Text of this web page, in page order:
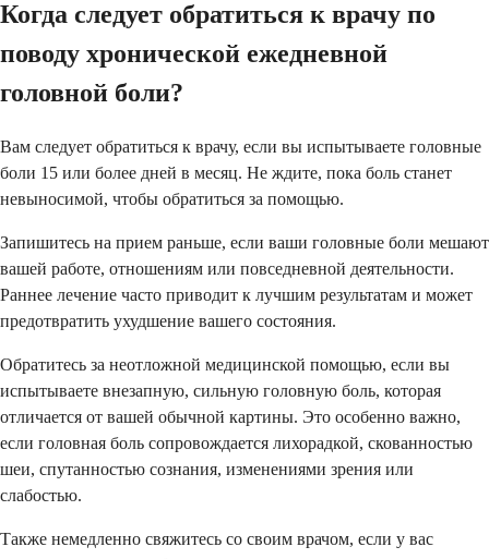
Когда следует обратиться к врачу по
поводу хронической ежедневной
головной боли?
Вам следует обратиться к врачу, если вы испытываете головные
боли 15 или более дней в месяц. Не ждите, пока боль станет
невыносимой, чтобы обратиться за помощью.
Запишитесь на прием раньше, если ваши головные боли мешают
вашей работе, отношениям или повседневной деятельности.
Раннее лечение часто приводит к лучшим результатам и может
предотвратить ухудшение вашего состояния.
Обратитесь за неотложной медицинской помощью, если вы
испытываете внезапную, сильную головную боль, которая
отличается от вашей обычной картины. Это особенно важно,
если головная боль сопровождается лихорадкой, скованностью
шеи, спутанностью сознания, изменениями зрения или
слабостью.
Также немедленно свяжитесь со своим врачом, если у вас